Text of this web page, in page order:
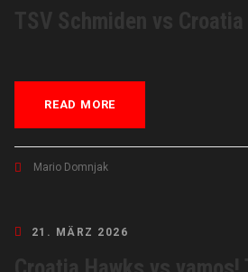
READ MORE
Mario Domnjak
21. MÄRZ 2026